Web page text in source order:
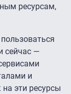
ресурсам,
сейчас —
и
эти ресурсы